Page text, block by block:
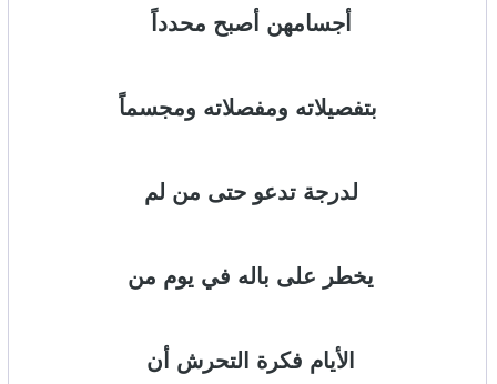
أجسامهن أصبح محدداً
بتفصيلاته ومفصلاته ومجسماً
لدرجة تدعو حتى من لم
يخطر على باله في يوم من
الأيام فكرة التحرش أن